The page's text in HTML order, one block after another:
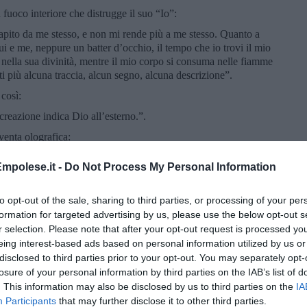
- Do Not Process My Personal Information
opt-out of the sale, sharing to third parties, or processing of your
for targeted advertising by us, please use the below opt-out
selection. Please note that after your opt-out request is processed
interest-based ads based on personal information utilized by us
to third parties prior to your opt-out. You may separately
of your personal information by third parties on the IAB’s list of
This information may also be disclosed by us to third parties on the
Participants that may further disclose it to other third parties.
fuoco interiore che distrugge il suo “Io”:
da me stesso, e non mi rende più a me stesso. Quanto a
e me, neppure un batter d’occhio, il tempo che io trovi il mio
sua divinità, mentre il mio corpo si consuma nelle fiamme
più alcuna traccia, alcun segno, alcuna descrizione”.
indica Dio all’esterno.”.
olografica:
e nel suo fondo non v’è per me altri che Te. Se, nell’amore,
ancora desidererebbe solo Te.”.
è me: siamo due spiriti nello stesso corpo. Se vedi me, vedi
Al-Hallaj se avesse mai visto l'Eterno e Al-Hallaj rispose “Se
“Che cosa intendi?” continuò l’altro mistico. “Che la
della vita non si è separato dall’origine.”.